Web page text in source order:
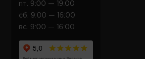
пт. 9:00 — 19:00
сб. 9:00 — 16:00
вс. 9:00 — 16:00